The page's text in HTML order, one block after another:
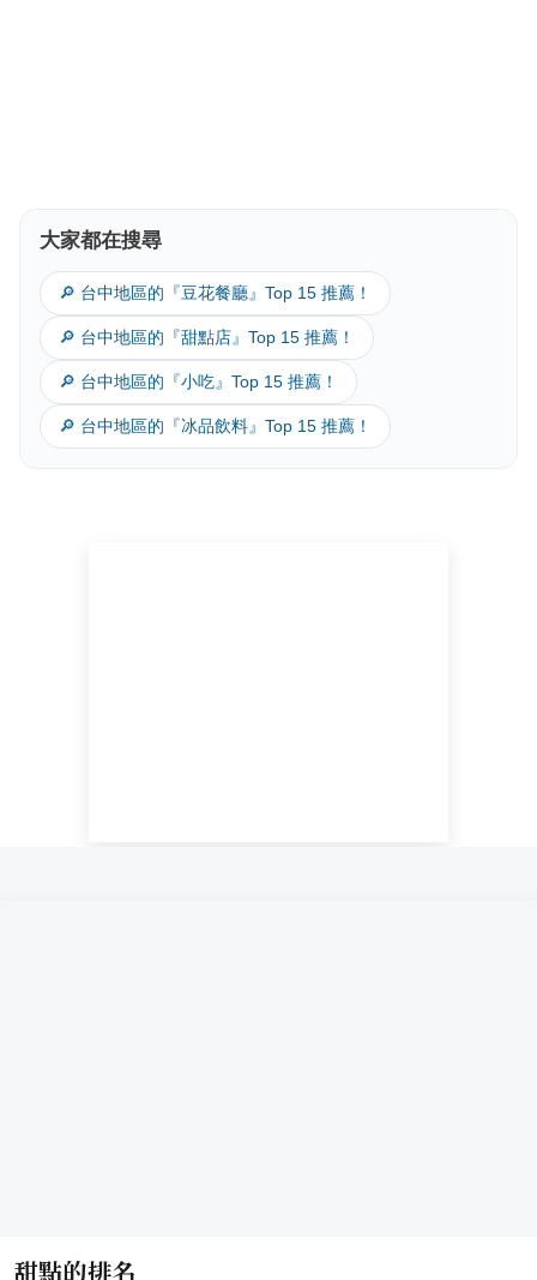
大家都在搜尋
🔎 台中地區的『豆花餐廳』Top 15 推薦！
🔎 台中地區的『甜點店』Top 15 推薦！
🔎 台中地區的『小吃』Top 15 推薦！
🔎 台中地區的『冰品飲料』Top 15 推薦！
甜點的排名